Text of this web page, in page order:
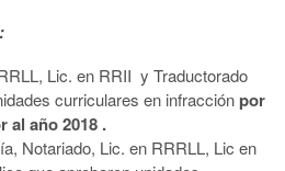
Lic. en RRII y Traductorado
curriculares en infracciónpor
al año 2018 .
Notariado, Lic. en RRRLL, Lic en